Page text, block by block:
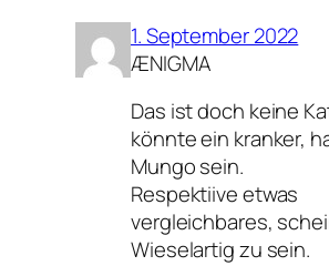
1. September 2022
ÆNIGMA
Das ist doch keine
könnte ein kranker,
Mungo sein.
Respektiive etwas
vergleichbares,
Wieselartig zu sein.